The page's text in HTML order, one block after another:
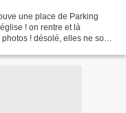
une place de Parking
! on rentre et là
! désolé, elles ne sont